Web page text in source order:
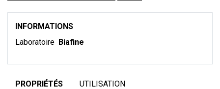
INFORMATIONS
Laboratoire Biafine
PROPRIÉTÉS UTILISATION